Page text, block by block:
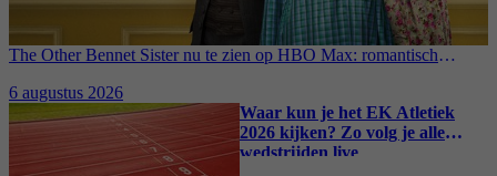
The Other Bennet Sister nu te zien op HBO Max: romantisch
6 augustus 2026
Waar kun je het EK Atletiek
2026 kijken? Zo volg je alle
wedstrijden live